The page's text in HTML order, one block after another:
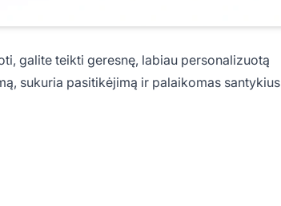
galite teikti geresnę, labiau personalizuotą
sukuria pasitikėjimą ir palaikomas santykius